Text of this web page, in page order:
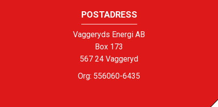
POSTADRESS
Vaggeryds Energi AB
Box 173
567 24 Vaggeryd
Org: 556060-6435